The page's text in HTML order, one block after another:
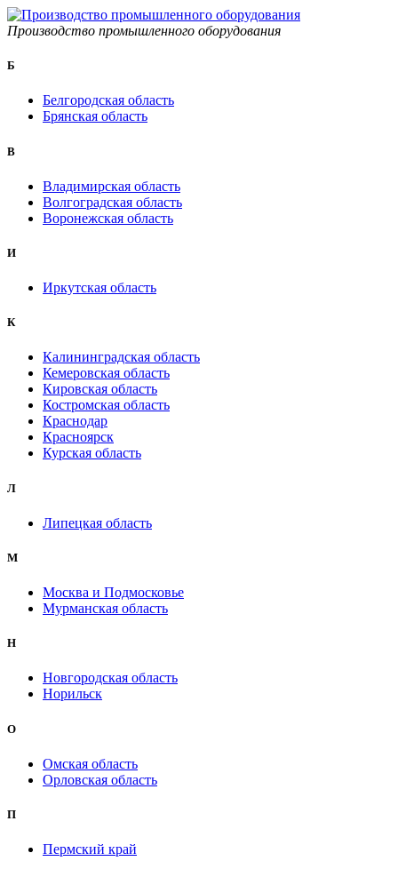
Производство промышленного оборудования
Б
Белгородская область
Брянская область
B
Владимирская область
Волгоградская область
Воронежская область
И
Иркутская область
К
Калининградская область
Кемеровская область
Кировская область
Костромская область
Краснодар
Красноярск
Курская область
Л
Липецкая область
М
Москва и Подмосковье
Мурманская область
Н
Новгородская область
Норильск
О
Омская область
Орловская область
П
Пермский край